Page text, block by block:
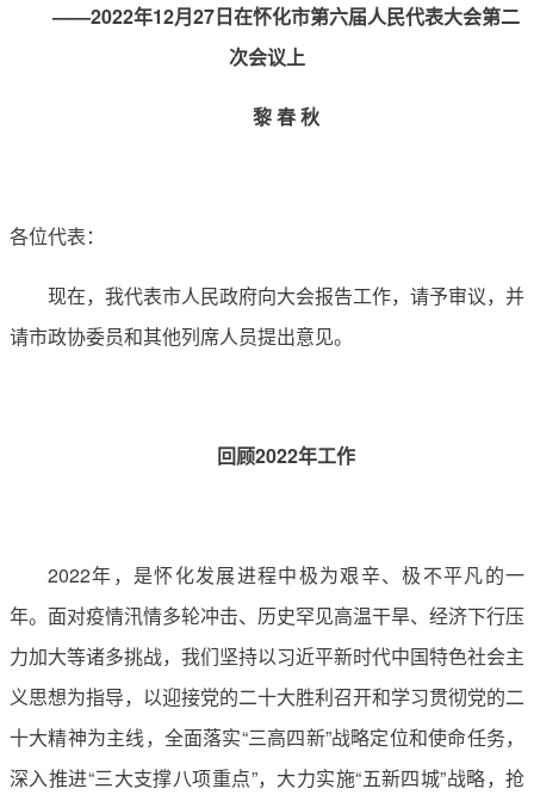
——2022年12月27日在怀化市第六届人民代表大会第二
次会议上
黎 春 秋
各位代表：
现在，我代表市人民政府向大会报告工作，请予审议，并
请市政协委员和其他列席人员提出意见。
回顾2022年工作
2022年，是怀化发展进程中极为艰辛、极不平凡的一
年。面对疫情汛情多轮冲击、历史罕见高温干旱、经济下行压
力加大等诸多挑战，我们坚持以习近平新时代中国特色社会主
义思想为指导，以迎接党的二十大胜利召开和学习贯彻党的二
十大精神为主线，全面落实“三高四新”战略定位和使命任务，
深入推进“三大支撑八项重点”，大力实施“五新四城”战略，抢